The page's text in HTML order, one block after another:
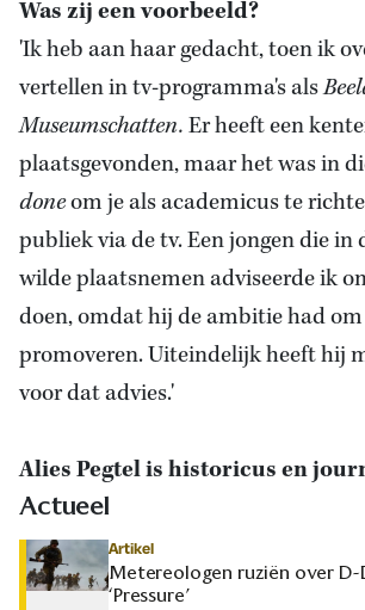
Was zij een voorbeeld?
'Ik heb aan haar gedacht, toen ik
vertellen in tv-programma's als
Museumschatten.Er heeft een
plaatsgevonden, maar het was in
doneom je als academicus te
publiek via de tv. Een jongen die in
wilde plaatsnemen adviseerde ik
doen, omdat hij de ambitie had
promoveren. Uiteindelijk heeft hij
voor dat advies.'
Alies Pegtel is historicus en
Actueel
Artikel
Metereologen ruziën over D-
‘Pressure’